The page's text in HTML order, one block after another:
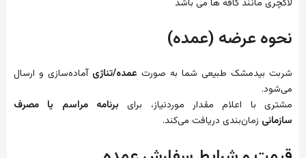
لاکچری مانند کافه ها می باشد
نحوه عرضه (عمده)
شربت بیدمشک طبیعی شما به صورت عمده/تناژی آماده‌سازی و ارسال
می‌شود.
مشتری با اعلام مقدار موردنیاز، برای برنامه مراسم یا مصرف
سازمانی زمان‌بندی دریافت می‌کند.